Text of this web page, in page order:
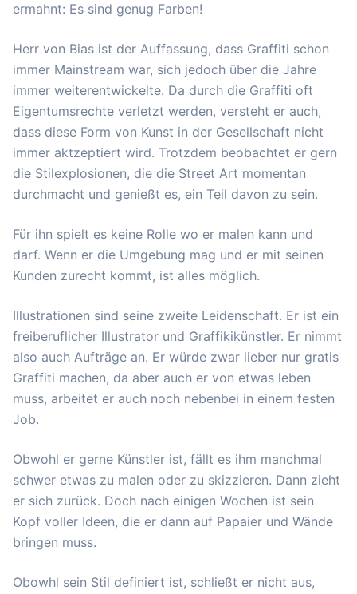
ermahnt: Es sind genug Farben!
Herr von Bias ist der Auffassung, dass Graffiti schon
immer Mainstream war, sich jedoch über die Jahre
immer weiterentwickelte. Da durch die Graffiti oft
Eigentumsrechte verletzt werden, versteht er auch,
dass diese Form von Kunst in der Gesellschaft nicht
immer aktzeptiert wird. Trotzdem beobachtet er gern
die Stilexplosionen, die die Street Art momentan
durchmacht und genießt es, ein Teil davon zu sein.
Für ihn spielt es keine Rolle wo er malen kann und
darf. Wenn er die Umgebung mag und er mit seinen
Kunden zurecht kommt, ist alles möglich.
Illustrationen sind seine zweite Leidenschaft. Er ist ein
freiberuflicher Illustrator und Graffikikünstler. Er nimmt
also auch Aufträge an. Er würde zwar lieber nur gratis
Graffiti machen, da aber auch er von etwas leben
muss, arbeitet er auch noch nebenbei in einem festen
Job.
Obwohl er gerne Künstler ist, fällt es ihm manchmal
schwer etwas zu malen oder zu skizzieren. Dann zieht
er sich zurück. Doch nach einigen Wochen ist sein
Kopf voller Ideen, die er dann auf Papaier und Wände
bringen muss.
Obowhl sein Stil definiert ist, schließt er nicht aus,